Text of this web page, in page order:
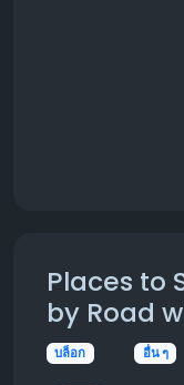
Places to
by Road
บล็อก อื่น ๆ